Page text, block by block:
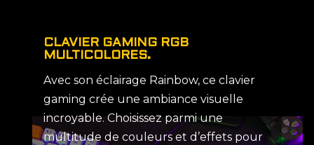
CLAVIER GAMING RGB
MULTICOLORES.
Avec son éclairage Rainbow, ce clavier
gaming crée une ambiance visuelle
incroyable. Choisissez parmi une
multitude de couleurs et d’effets pour